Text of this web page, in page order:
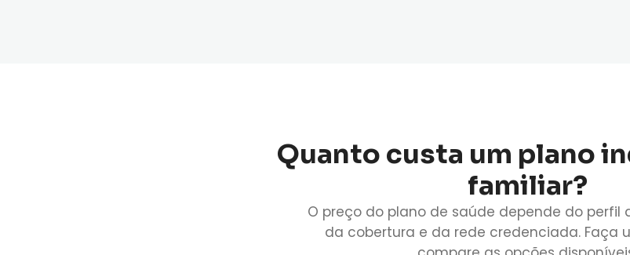
Quanto custa um plano
familiar?
O preço do plano de saúde depende do perfil
da cobertura e da rede credenciada. Faça